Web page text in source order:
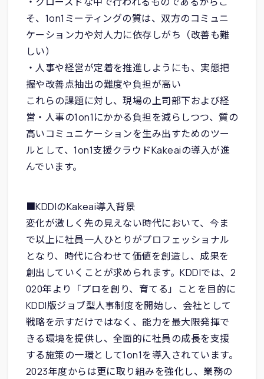
そ、1on1ミーティングの質は、双方のコミュニ
ケーション力や対人力に依存しがち（改善も難
しい）
・人事や経営が定着を推進しようにも、実態把
握や改善点抽出の難度や負担が高い
これらの課題に対し、現場の上司部下および経
営・人事の1on1にかかる負担を減らしつつ、質の
高いコミュニケーションを生み出すためのツー
ルとして、1on1支援クラウドKakeaiの導入が進
んでいます。​
■KDDIのKakeai導入背景
変化が激しく先の見えない時代において、今ま
で以上に社員一人ひとりがプロフェッショナル
となり、時代に合わせて価値を創造し、成果を
創出していくことが求められます。KDDIでは、2
020年より「プロを創り、育てる」ことを目的に
KDDI版ジョブ型人事制度を開始し、会社として
戦略を示すだけではなく、能力を最大限発揮で
きる環境を提供し、全面的に社員の成長を支援
する施策の一環として1on1を導入されています。
2023年度からは更に取り組みを強化し、業務の